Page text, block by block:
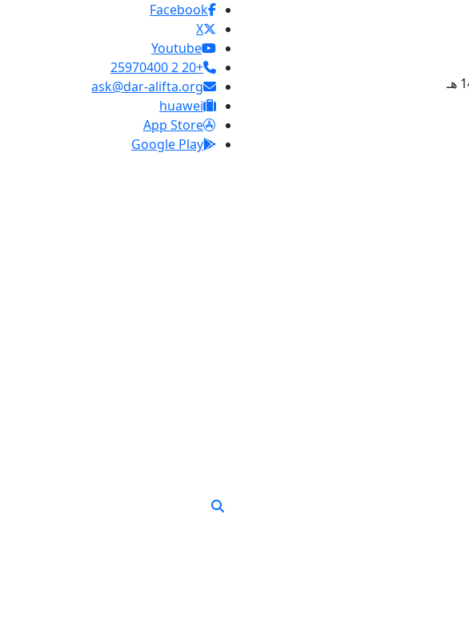
Facebook
X
Youtube
+20 2 25970400
ask@dar-alifta.org
huawei
App Store
Google Play